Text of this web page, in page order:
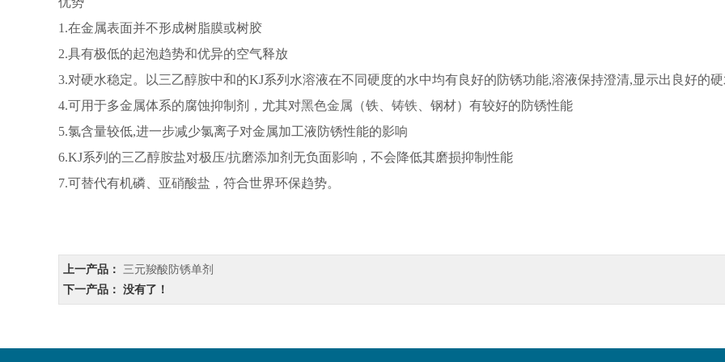
1.在金属表面并不形成树脂膜或树胶
2.具有极低的起泡趋势和优异的空气释放
3.对硬水稳定。以三乙醇胺中和的KJ系列水溶液在不同硬度的水中均有良好的防锈功能,溶液保持澄清,显示出良好的
4.可用于多金属体系的腐蚀抑制剂，尤其对黑色金属 （铁、 铸铁 、钢材）有较好的防锈性能
5.氯含量较低,进一步减少氯离子对金属加工液防锈性能的影响
6.KJ系列的三乙醇胺盐对极压/抗磨添加剂无负面影响，不会降低其磨损抑制性能
7.可替代有机磷、 亚硝酸盐 ，符合世界环保趋势。
上一产品： 三元羧酸防锈单剂
下一产品： 没有了！